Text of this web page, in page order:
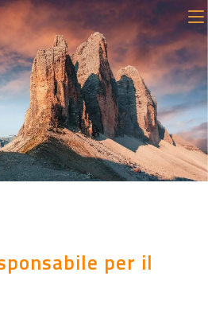
per il